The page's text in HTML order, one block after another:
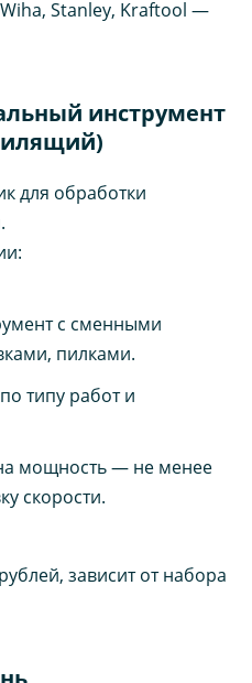
Stanley, Kraftool —
инструмент
для обработки
с сменными
пилками.
типу работ и
мощность — не менее
скорости.
зависит от набора